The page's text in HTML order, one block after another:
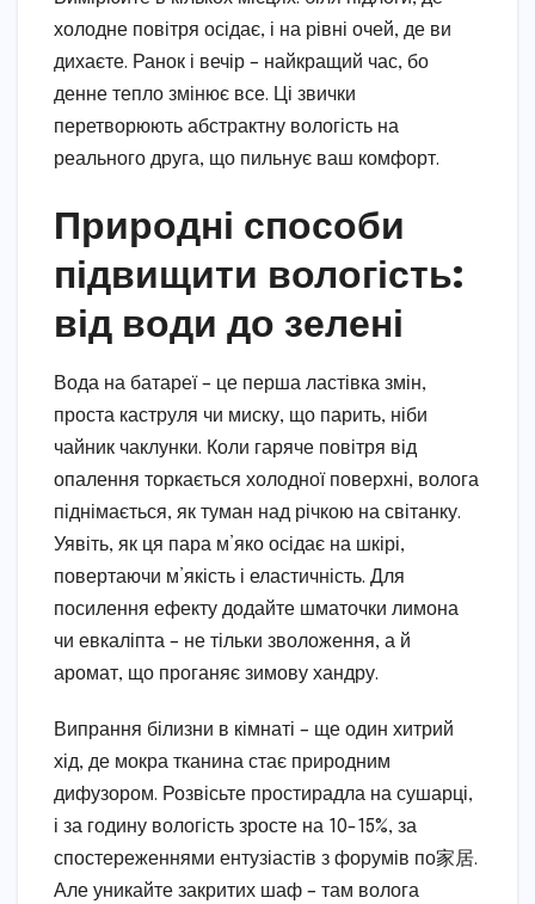
холодне повітря осідає, і на рівні очей, де ви
дихаєте. Ранок і вечір – найкращий час, бо
денне тепло змінює все. Ці звички
перетворюють абстрактну вологість на
реального друга, що пильнує ваш комфорт.
Природні способи
підвищити вологість:
від води до зелені
Вода на батареї – це перша ластівка змін,
проста каструля чи миску, що парить, ніби
чайник чаклунки. Коли гаряче повітря від
опалення торкається холодної поверхні, волога
піднімається, як туман над річкою на світанку.
Уявіть, як ця пара м’яко осідає на шкірі,
повертаючи м’якість і еластичність. Для
посилення ефекту додайте шматочки лимона
чи евкаліпта – не тільки зволоження, а й
аромат, що проганяє зимову хандру.
Випрання білизни в кімнаті – ще один хитрий
хід, де мокра тканина стає природним
дифузором. Розвісьте простирадла на сушарці,
і за годину вологість зросте на 10-15%, за
спостереженнями ентузіастів з форумів по家居.
Але уникайте закритих шаф – там волога